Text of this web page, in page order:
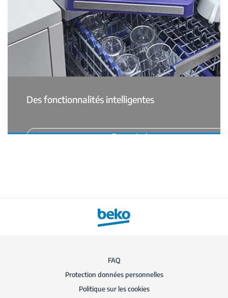
Des fonctionnalités intelligentes
En savoir plus
FAQ
Protection données personnelles
Politique sur les cookies